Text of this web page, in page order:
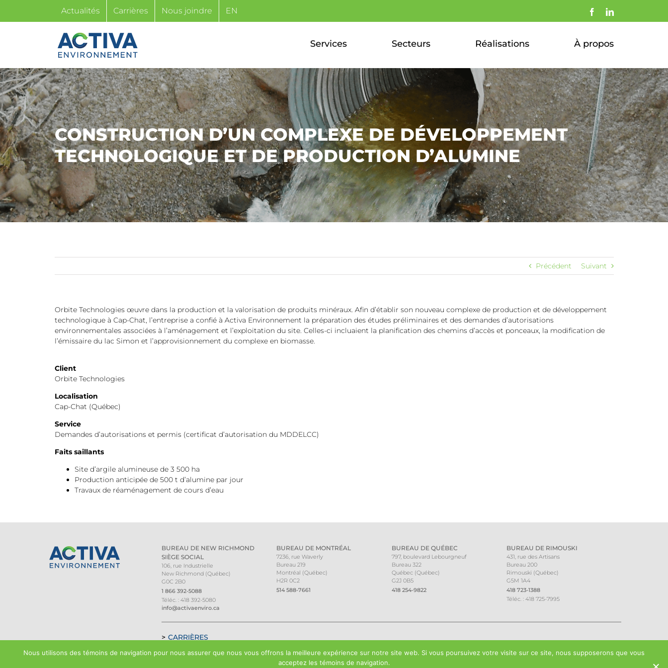
Actualités Carrières Nous joindre EN FacebookLinkedIn
Services Secteurs Réalisations À propos
CONSTRUCTION D’UN COMPLEXE DE DÉVELOPPEMENT
TECHNOLOGIQUE ET DE PRODUCTION D’ALUMINE
Précédent Suivant
Orbite Technologies œuvre dans la production et la valorisation de produits minéraux. Afin d’établir son nouveau complexe de production et de développement
technologique à Cap-Chat, l’entreprise a confié à Activa Environnement la préparation des études préliminaires et des demandes d’autorisations
environnementales associées à l’aménagement et l’exploitation du site. Celles-ci incluaient la planification des chemins d’accès et ponceaux, la modification de
l’émissaire du lac Simon et l’approvisionnement du complexe en biomasse.
Client
Orbite Technologies
Localisation
Cap-Chat (Québec)
Service
Demandes d’autorisations et permis (certificat d’autorisation du MDDELCC)
Faits saillants
Site d’argile alumineuse de 3 500 ha
Production anticipée de 500 t d’alumine par jour
Travaux de réaménagement de cours d’eau
BUREAU DE NEW RICHMOND
SIÈGE SOCIAL
106, rue Industrielle
New Richmond (Québec)
G0C 2B0
1 866 392-5088
Téléc. : 418 392-5080
info@activaenviro.ca
BUREAU DE MONTRÉAL
7236, rue Waverly
Bureau 219
Montréal (Québec)
H2R 0C2
514 588-7661
BUREAU DE QUÉBEC
797, boulevard Lebourgneuf
Bureau 322
Québec (Québec)
G2J 0B5
418 254-9822
BUREAU DE RIMOUSKI
431, rue des Artisans
Bureau 200
Rimouski (Québec)
G5M 1A4
418 723-1388
Téléc. : 418 725-7995
CARRIÈRES
Nous utilisons des témoins de navigation pour nous assurer que nous vous offrons la meilleure expérience sur notre site web. Si vous poursuivez votre visite sur ce site, nous supposerons que vous
acceptez les témoins de navigation.